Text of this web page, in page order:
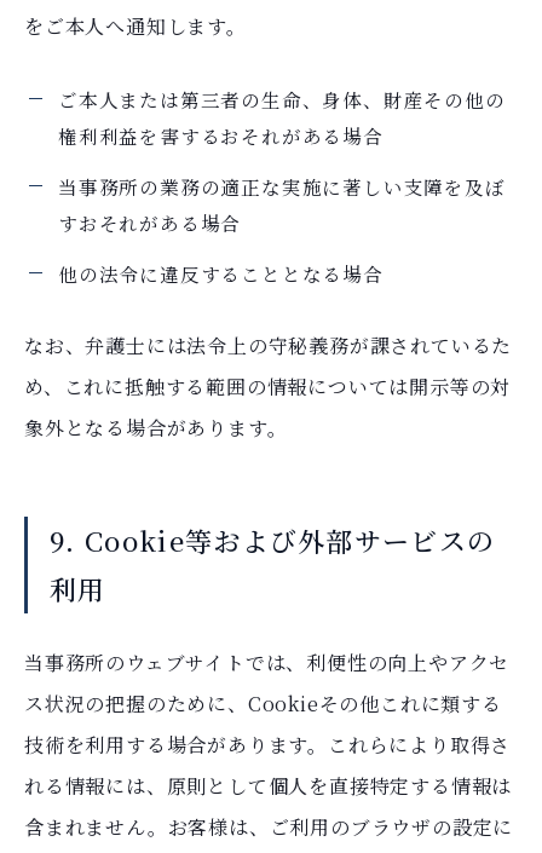
をご本人へ通知します。
ご本人または第三者の生命、身体、財産その他の
権利利益を害するおそれがある場合
当事務所の業務の適正な実施に著しい支障を及ぼ
すおそれがある場合
他の法令に違反することとなる場合
なお、弁護士には法令上の守秘義務が課されているた
め、これに抵触する範囲の情報については開示等の対
象外となる場合があります。
9. Cookie等および外部サービスの
利用
当事務所のウェブサイトでは、利便性の向上やアクセ
ス状況の把握のために、Cookieその他これに類する
技術を利用する場合があります。これらにより取得さ
れる情報には、原則として個人を直接特定する情報は
含まれません。お客様は、ご利用のブラウザの設定に